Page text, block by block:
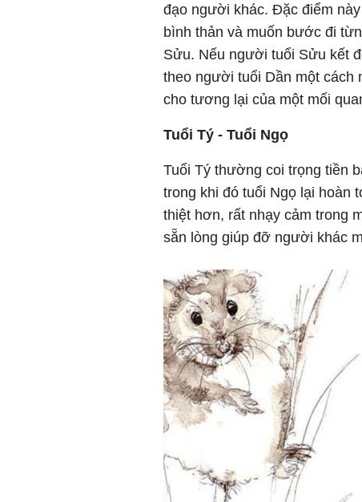
đạo người khác. Đặc điểm
bình thản và muốn bước đi
Sửu. Nếu người tuổi Sửu kết
theo người tuổi Dần một cách
cho tương lại của một mối
Tuổi Tý - Tuổi Ngọ
Tuổi Tý thường coi trọng tiền
trong khi đó tuổi Ngọ lại hoàn
thiệt hơn, rất nhạy cảm trong
sẵn lòng giúp đỡ người khác